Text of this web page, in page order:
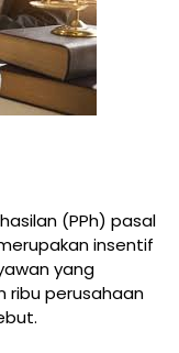
(PPh) pasal
insentif
yang
ribu perusahaan